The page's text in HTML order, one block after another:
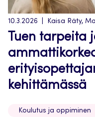
10.3.2026 Kaisa Räty,
Tuen tarpeita
kehittämässä
Koulutus ja oppiminen